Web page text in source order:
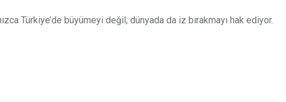
Türkiye’de büyümeyi değil; dünyada da iz bırakmayı hak ediyor.